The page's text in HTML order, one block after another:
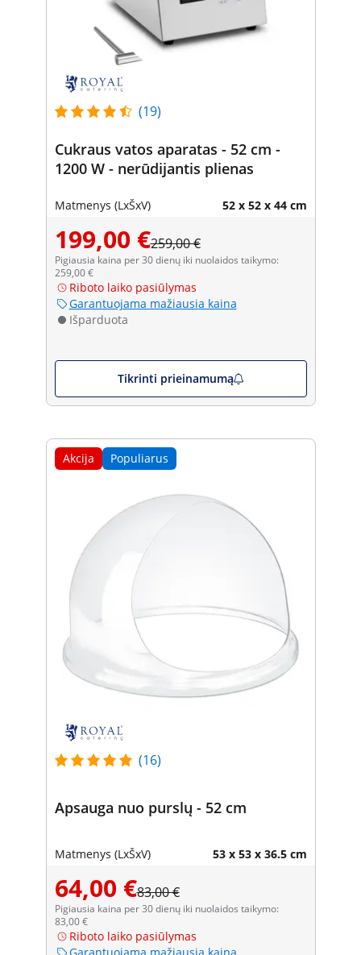
(19)
Cukraus vatos aparatas - 52 cm -
1200 W - nerūdijantis plienas
Matmenys (LxŠxV) 52 x 52 x 44 cm
199,00 €259,00 €
Pigiausia kaina per 30 dienų iki nuolaidos taikymo:
259,00 €
Riboto laiko pasiūlymas
Garantuojama mažiausia kaina
Išparduota
Tikrinti prieinamumą
Akcija Populiarus
(16)
Apsauga nuo purslų - 52 cm
Matmenys (LxŠxV) 53 x 53 x 36.5 cm
64,00 €83,00 €
Pigiausia kaina per 30 dienų iki nuolaidos taikymo:
83,00 €
Riboto laiko pasiūlymas
Garantuojama mažiausia kaina